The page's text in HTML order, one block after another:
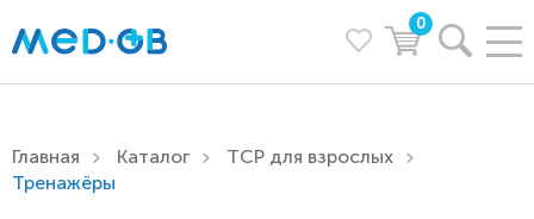
0
Главная Каталог
ТСР для взрослых
Тренажёры